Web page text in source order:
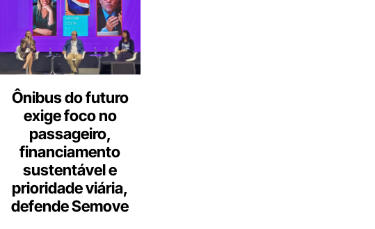
Ônibus do futuro
exige foco no
passageiro,
financiamento
sustentável e
prioridade viária,
defende Semove